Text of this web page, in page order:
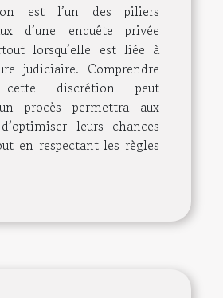
est l’un des piliers
d’une enquête privée
lorsqu’elle est liée à
judiciaire. Comprendre
cette discrétion peut
procès permettra aux
leurs chances
en respectant les règles